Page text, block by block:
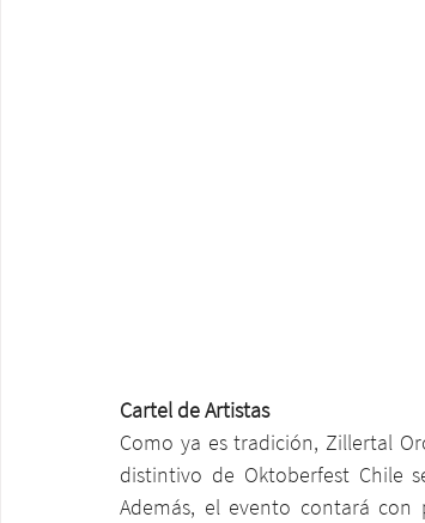
Cartel de Artistas
Como ya es tradición, Zillertal
distintivo de Oktoberfest Chile
Además, el evento contará